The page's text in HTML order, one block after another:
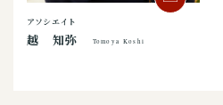
アソシエイト
越 知弥 Tomoya Koshi